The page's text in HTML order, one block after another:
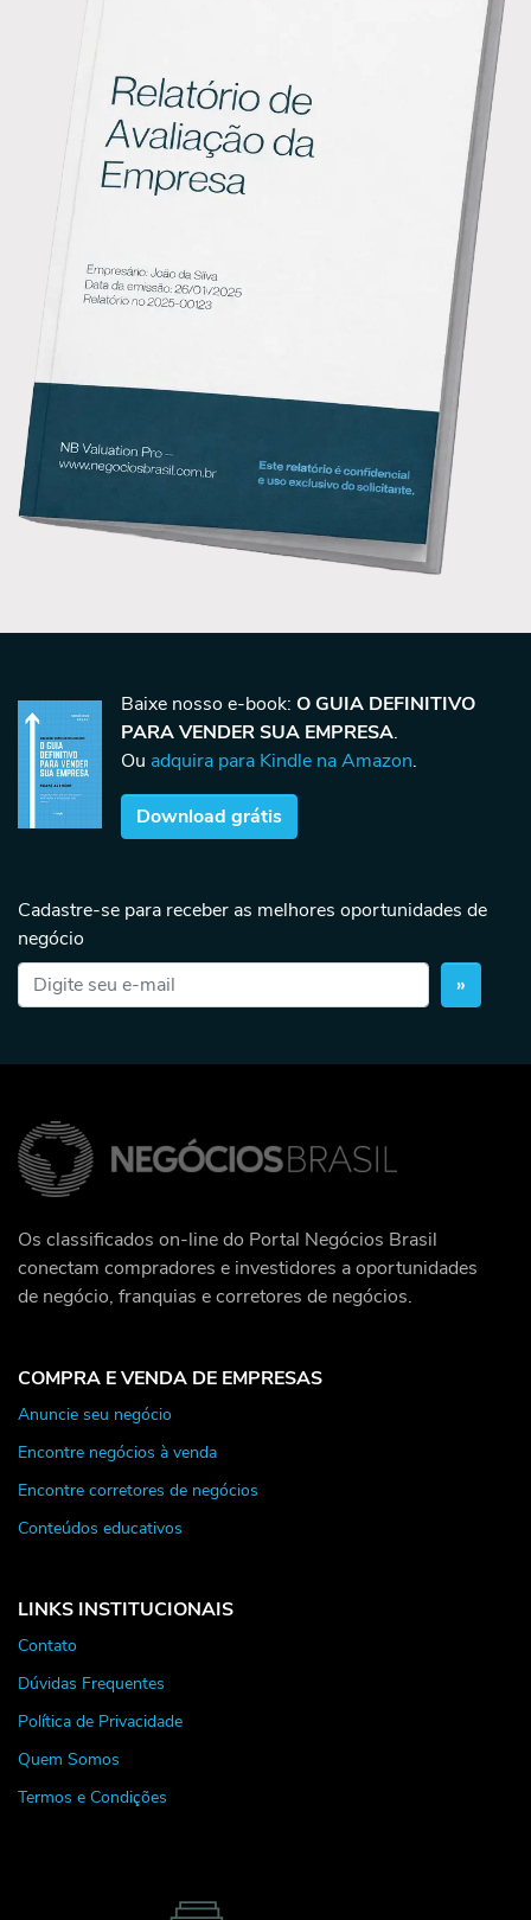
Baixe nosso e-book: O GUIA DEFINITIVO
PARA VENDER SUA EMPRESA.
Ou adquira para Kindle na Amazon.
Download grátis
Cadastre-se para receber as melhores oportunidades de
negócio
»
Os classificados on-line do Portal Negócios Brasil
conectam compradores e investidores a oportunidades
de negócio, franquias e corretores de negócios.
COMPRA E VENDA DE EMPRESAS
Anuncie seu negócio
Encontre negócios à venda
Encontre corretores de negócios
Conteúdos educativos
LINKS INSTITUCIONAIS
Contato
Dúvidas Frequentes
Política de Privacidade
Quem Somos
Termos e Condições